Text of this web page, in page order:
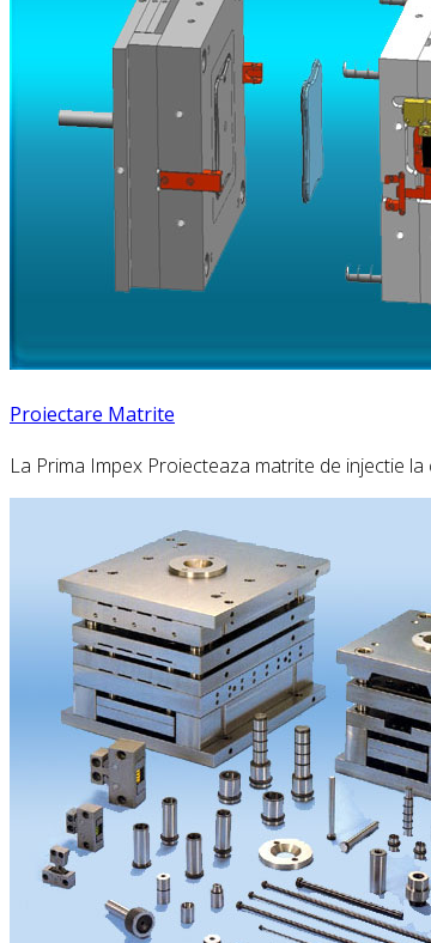
Proiectare Matrite
La Prima Impex Proiecteaza matrite de injectie